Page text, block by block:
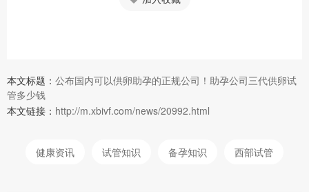
本文标题： 公布国内可以供卵助孕的正规公司！助孕公司三代供卵试
管多少钱
本文链接： http://m.xbivf.com/news/20992.html
健康资讯 试管知识 备孕知识 西部试管